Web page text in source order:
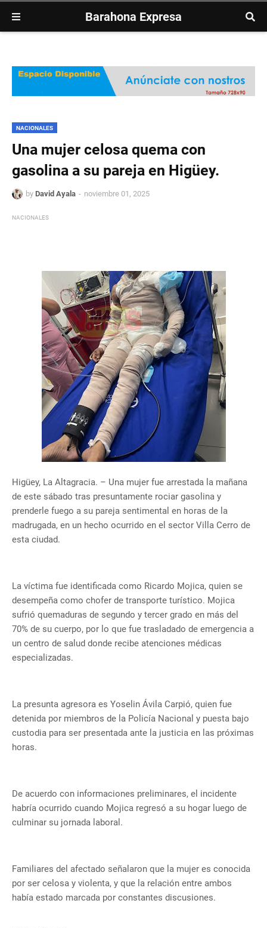
Barahona Expresa
NACIONALES
Una mujer celosa quema con
gasolina a su pareja en Higüey.
by David Ayala noviembre 01, 2025
NACIONALES
Higüey, La Altagracia. – Una mujer fue arrestada la mañana
de este sábado tras presuntamente rociar gasolina y
prenderle fuego a su pareja sentimental en horas de la
madrugada, en un hecho ocurrido en el sector Villa Cerro de
esta ciudad.
La víctima fue identificada como Ricardo Mojica, quien se
desempeña como chofer de transporte turístico. Mojica
sufrió quemaduras de segundo y tercer grado en más del
70% de su cuerpo, por lo que fue trasladado de emergencia a
un centro de salud donde recibe atenciones médicas
especializadas.
La presunta agresora es Yoselin Ávila Carpió, quien fue
detenida por miembros de la Policía Nacional y puesta bajo
custodia para ser presentada ante la justicia en las próximas
horas.
De acuerdo con informaciones preliminares, el incidente
habría ocurrido cuando Mojica regresó a su hogar luego de
culminar su jornada laboral.
Familiares del afectado señalaron que la mujer es conocida
por ser celosa y violenta, y que la relación entre ambos
había estado marcada por constantes discusiones.